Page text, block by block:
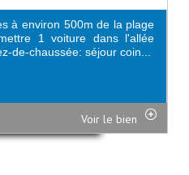
à environ 500m de la plage
1 voiture dans l'allée
de-chaussée: séjour coin...
Voir le bien